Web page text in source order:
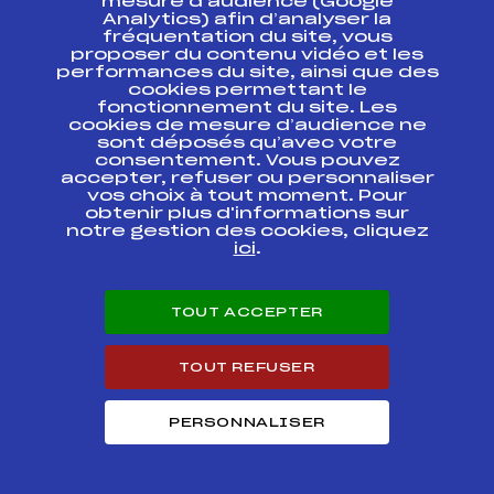
FMJM0313.FFS
CONCOURS DE
MORTEAU Coupe du
Doubs
FFS
FMJM0154.FFS
GRAND PRIX DE
PONTARLIER Coupe
du Doubs
PBMJeJuSe +
Coupe du Jura
idem.
FFS
FMJM0112
CHALLENGE
GROSPIRON
FFS
CONCOURS DES 3
du Jura JS
CHAMPIONNAT
JOUX
Analytics) afin d’analyser la
fréquentation du site, vous
proposer du contenu vidéo et les
performances du site, ainsi que des
cookies permettant le
fonctionnement du site. Les
cookies de mesure d’audience ne
sont déposés qu’avec votre
consentement. Vous pouvez
accepter, refuser ou personnaliser
vos choix à tout moment. Pour
obtenir plus d'informations sur
notre gestion des cookies, cliquez
ici.
TOUT ACCEPTER
TOUT REFUSER
PERSONNALISER